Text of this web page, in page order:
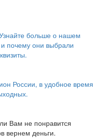
больше о нашем
почему они выбрали
России, в удобное время
Вам не понравится
вернем деньги.